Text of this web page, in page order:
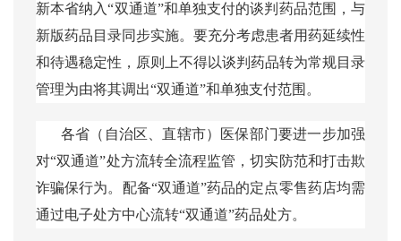
新本省纳入“双通道”和单独支付的谈判药品范围，与
新版药品目录同步实施。要充分考虑患者用药延续性
和待遇稳定性，原则上不得以谈判药品转为常规目录
管理为由将其调出“双通道”和单独支付范围。
各省（自治区、直辖市）医保部门要进一步加强
对“双通道”处方流转全流程监管，切实防范和打击欺
诈骗保行为。配备“双通道”药品的定点零售药店均需
通过电子处方中心流转“双通道”药品处方。